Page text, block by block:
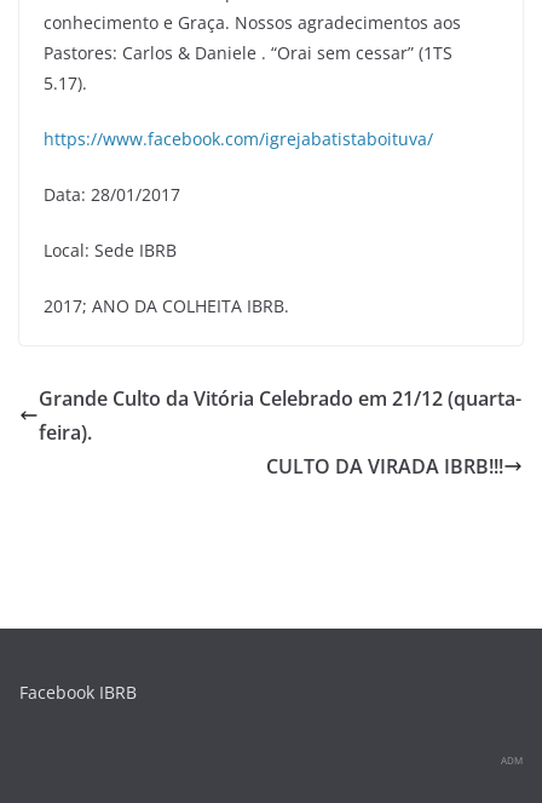
conhecimento e Graça. Nossos agradecimentos aos
Pastores: Carlos & Daniele . “Orai sem cessar” (1TS
5.17).
https://www.facebook.com/igrejabatistaboituva/
Data: 28/01/2017
Local: Sede IBRB
2017; ANO DA COLHEITA IBRB.
Grande Culto da Vitória Celebrado em 21/12 (quarta-
feira).
CULTO DA VIRADA IBRB!!!
Facebook IBRB
ADM